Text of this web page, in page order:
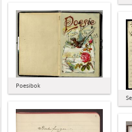
Poesibok